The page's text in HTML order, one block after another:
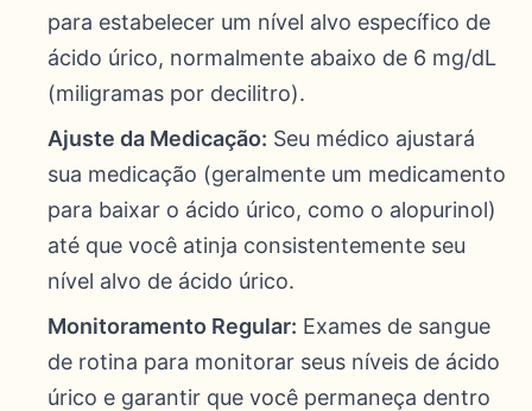
para estabelecer um nível alvo específico de
ácido úrico, normalmente abaixo de 6 mg/dL
(miligramas por decilitro).
Ajuste da Medicação: Seu médico ajustará
sua medicação (geralmente um medicamento
para baixar o ácido úrico, como o alopurinol)
até que você atinja consistentemente seu
nível alvo de ácido úrico.
Monitoramento Regular: Exames de sangue
de rotina para monitorar seus níveis de ácido
úrico e garantir que você permaneça dentro